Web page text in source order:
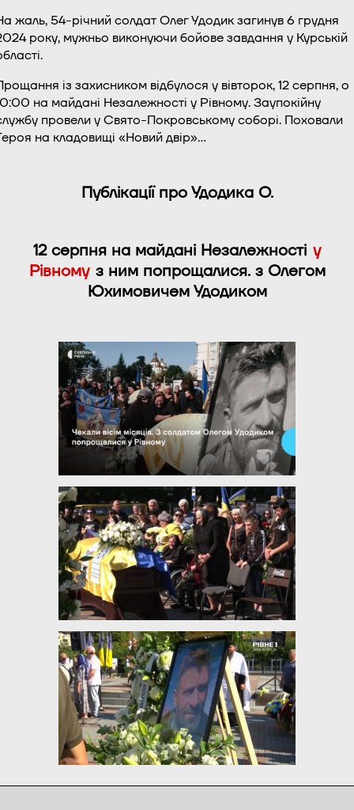
жаль, 54-річний солдат Олег Удодик загинув 6 грудня
року, мужньо виконуючи бойове завдання у Курській
із захисником відбулося у вівторок, 12 серпня, о
на майдані Незалежності у Рівному. Заупокійну
провели у Свято-Покровському соборі. Поховали
на кладовищі «Новий двір»…
Публікації про Удодика О.
12 серпня на майдані Незалежності у
Рівному з ним попрощалися. з Олегом
Юхимовичем Удодиком